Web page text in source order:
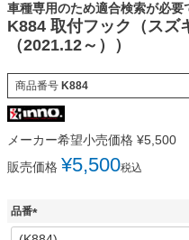
車種専用のため適合検索が必要
K884 取付フック（スズ
（2021.12～））
商品番号 K884
メーカー希望小売価格 ¥5,500
販売価格 ¥5,500税込
品番
(